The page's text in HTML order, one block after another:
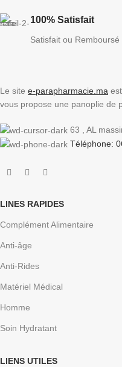
100% Satisfait
Satisfait ou Remboursé
Le site e-parapharmacie.ma
vous propose une panoplie de
63 , AL
Téléphone:
LINES RAPIDES
Complément Alimentaire
Anti-âge
Anti-Rides
Matériel Médical
Homme
Soin Hydratant
LIENS UTILES